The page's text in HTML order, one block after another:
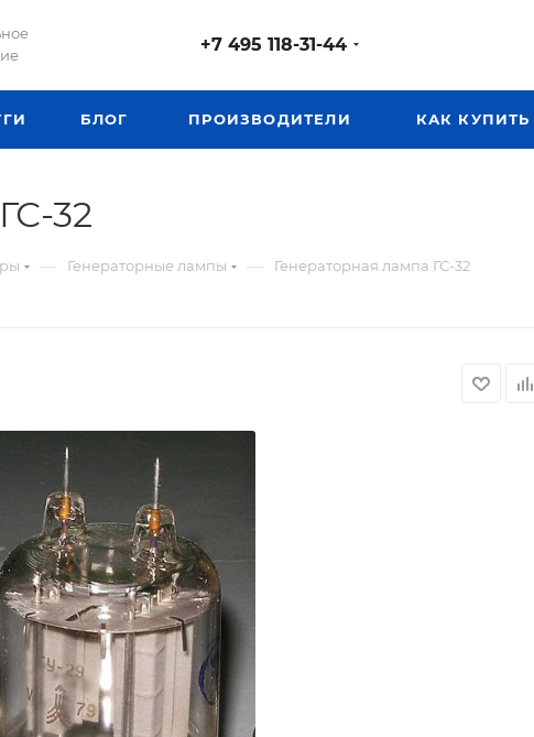
+7 495 118-31-44
БЛОГ ПРОИЗВОДИТЕЛИ КАК КУПИТЬ
32
— Генераторные лампы — Генераторная лампа ГС-32